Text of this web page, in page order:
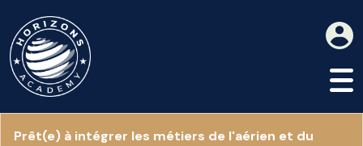
Prêt(e) à intégrer les métiers de l'aérien et du